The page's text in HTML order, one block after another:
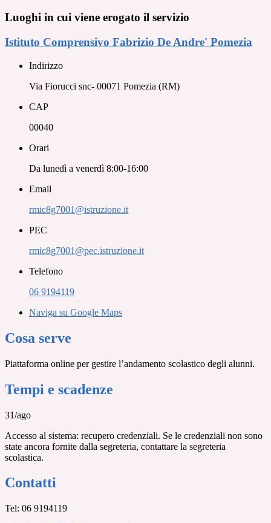
Luoghi in cui viene erogato il servizio
Istituto Comprensivo Fabrizio De Andre' Pomezia
Indirizzo
Via Fiorucci snc- 00071 Pomezia (RM)
CAP
00040
Orari
Da lunedì a venerdì 8:00-16:00
Email
rmic8g7001@istruzione.it
PEC
rmic8g7001@pec.istruzione.it
Telefono
06 9194119
Naviga su Google Maps
Cosa serve
Piattaforma online per gestire l’andamento scolastico degli alunni.
Tempi e scadenze
31/ago
Accesso al sistema: recupero credenziali. Se le credenziali non sono
state ancora fornite dalla segreteria, contattare la segreteria
scolastica.
Contatti
Tel: 06 9194119